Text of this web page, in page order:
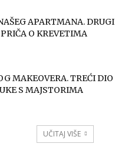
APARTMANA. DRUGI
O KREVETIMA
MAKEOVERA. TREĆI DIO
S MAJSTORIMA
UČITAJ VIŠE